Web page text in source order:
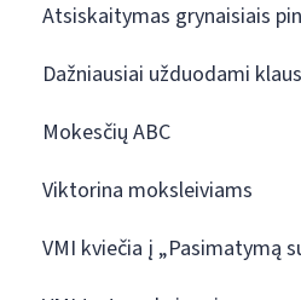
Atsiskaitymas grynaisiais
Dažniausiai užduodami
Mokesčių ABC
Viktorina moksleiviams
VMI kviečia į „Pasimatymą